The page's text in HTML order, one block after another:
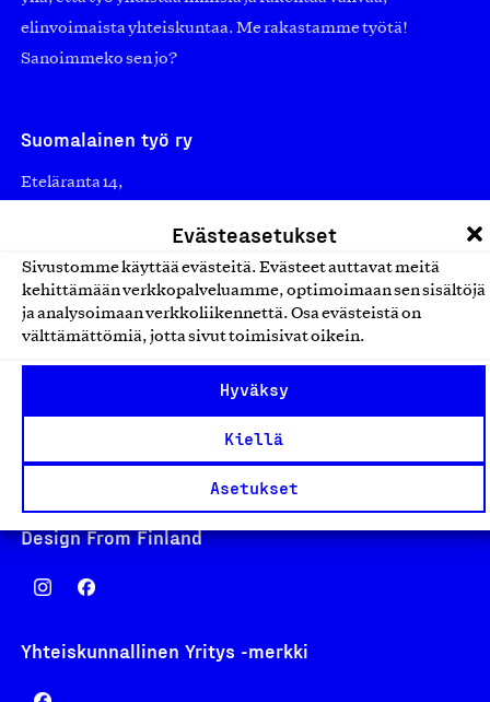
Evästeasetukset
Sivustomme käyttää evästeitä. Evästeet auttavat meitä
kehittämään verkkopalveluamme, optimoimaan sen sisältöjä
ja analysoimaan verkkoliikennettä. Osa evästeistä on
välttämättömiä, jotta sivut toimisivat oikein.
Hyväksy
Kiellä
Asetukset
elinvoimaista yhteiskuntaa. Me rakastamme työtä!
Sanoimmeko sen jo?
Suomalainen työ ry
Eteläranta 14,
asiakaspalvelu@suomalainentyo.fi
laskutus@suomalainentyo.fi
Avainlippu
Design From Finland
Yhteiskunnallinen Yritys -merkki